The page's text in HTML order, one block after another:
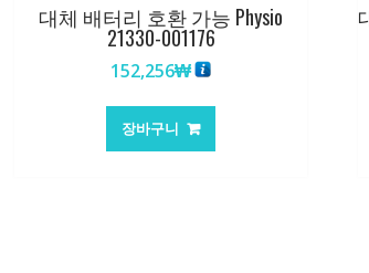
대체 배터리 호환 가능 Physio
21330-001176
152,256₩
장바구니